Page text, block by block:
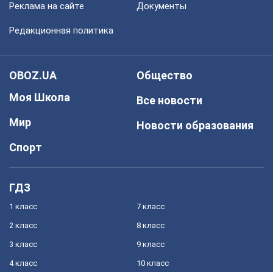
Реклама на сайте Документы
Редакционная политика
OBOZ.UA
Моя Школа
Мир
Спорт
Общество
Все новости
Новости образования
ГДЗ
1 класс
2 класс
3 класс
4 класс
7 класс
8 класс
9 класс
10 класс